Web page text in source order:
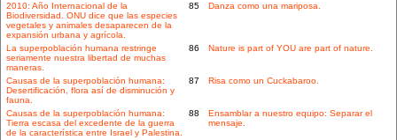
2010: Año Internacional de la
Biodiversidad. ONU dice que las especies
vegetales y animales desaparecen de la
expansión urbana y agrícola.
85 Danza como una mariposa.
La superpoblación humana restringe
seriamente nuestra libertad de muchas
maneras.
86 Nature is part of YOU are part of nature.
Causas de la superpoblación humana:
Desertificación, flora así de disminución y
fauna.
87 Risa como un Cuckabaroo.
Causas de la superpoblación humana:
Tierra escasa del excedente de la guerra
de la característica entre Israel y Palestina.
88
Ensamblar a nuestro equipo: Separar el
mensaje.